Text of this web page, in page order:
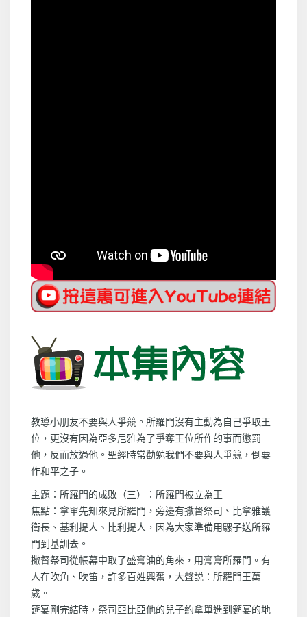
教導小朋友不要與人爭競。所羅門沒有主動為自己爭取王
位，更沒有因為亞多尼雅為了爭奪王位所作的事而懲罰
他，反而放過他。聖經時常勸勉我們不要與人爭競，倒要
作和平之子。
主題：所羅門的成敗（三）：所羅門被立為王
焦點：拿單先知來見所羅門，旁邊有撒督祭司、比拿雅護
衛長、基利提人、比利提人，因為大家準備用騾子送所羅
門到基訓去。
撒督祭司從帳幕中取了盛膏油的角來，用膏膏所羅門。有
人在吹角、吹笛，許多百姓興奮，大聲説：所羅門王萬
歲。
筵宴剛完結時，祭司亞比亞他的兒子約拿單進到筵宴的地